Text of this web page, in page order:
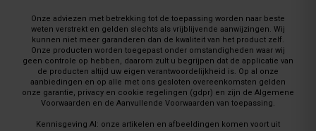
Onze adviezen met betrekking tot de toepassing worden naar beste
weten verstrekt en gelden slechts als vrijblijvende aanwijzingen. Wij
kunnen niet meer garanderen dan de kwaliteit van het product zelf.
Onze producten worden toegepast onder omstandigheden waar wij
geen controle op hebben, daarom zult u begrijpen dat de applicatie van
de producten altijd uw eigen verantwoordelijkheid is. Op al onze
aanbiedingen en op alle met ons gesloten overeenkomsten gelden
onze garantie, privacy en cookie regelingen (gdpr) en zijn de Algemene
Voorwaarden en de Aanvullende Voorwaarden van toepassing.
Kennisgeving AI: onze artikelen en afbeeldingen komen voort uit